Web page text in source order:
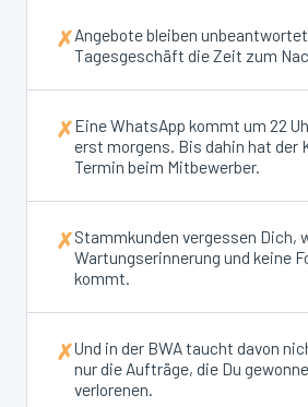
✗Angebote bleiben
Tagesgeschäft die Zeit zum
✗Eine WhatsApp kommt um 22
erst morgens. Bis dahin hat der
Termin beim Mitbewerber.
✗Stammkunden vergessen Dich,
Wartungserinnerung und keine
kommt.
✗Und in der BWA taucht davon
nur die Aufträge, die Du
verlorenen.